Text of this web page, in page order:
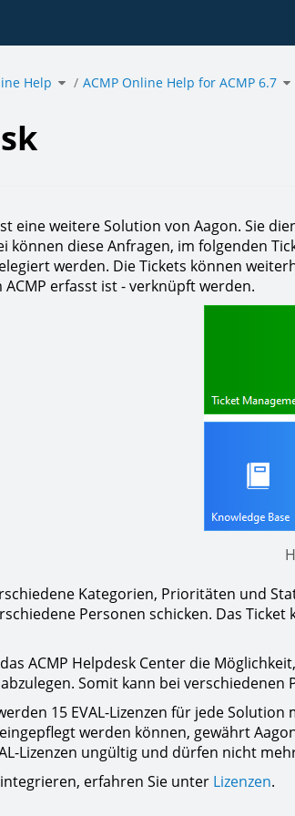
Help Toggle
the
hierarchy
tree
ACMP Online Help for ACMP 6.7
eine weitere Solution von Aagon. Sie
können diese Anfragen, im folgenden
werden. Die Tickets können
ACMP erfasst ist - verknüpft werden.
Kategorien, Prioritäten und
Personen schicken. Das
ACMP Helpdesk Center die
Somit kann bei
15 EVAL-Lizenzen für jede
werden können, gewährt
Lizenzen ungültig und dürfen nicht
integrieren, erfahren Sie unter Lizenzen.